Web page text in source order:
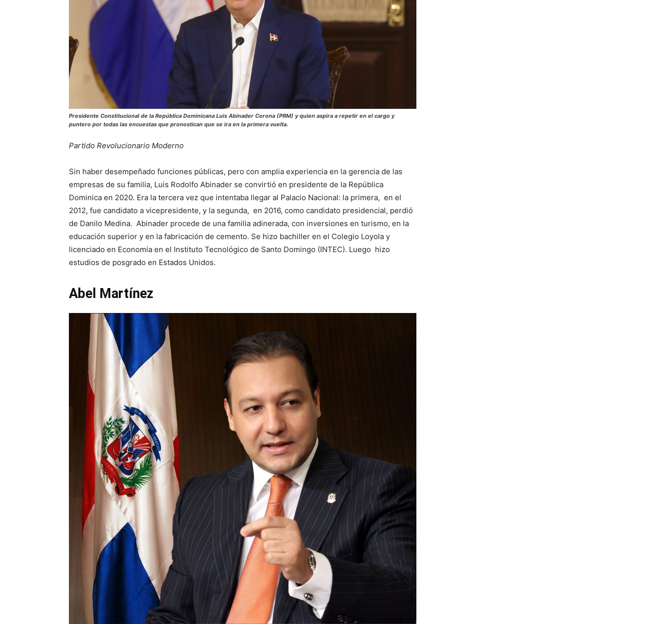
Presidente Constitucional de la República Dominicana Luis Abinader Corona (PRM) y quien aspira a repetir en el cargo y
puntero por todas las encuestas que pronostican que se ira en la primera vuelta.
Partido Revolucionario Moderno
Sin haber desempeñado funciones públicas, pero con amplia experiencia en la gerencia de las
empresas de su familia, Luis Rodolfo Abinader se convirtió en presidente de la República
Dominica en 2020. Era la tercera vez que intentaba llegar al Palacio Nacional: la primera, en el
2012, fue candidato a vicepresidente, y la segunda, en 2016, como candidato presidencial, perdió
de Danilo Medina. Abinader procede de una familia adinerada, con inversiones en turismo, en la
educación superior y en la fabricación de cemento. Se hizo bachiller en el Colegio Loyola y
licenciado en Economía en el Instituto Tecnológico de Santo Domingo (INTEC). Luego hizo
estudios de posgrado en Estados Unidos.
Abel Martínez